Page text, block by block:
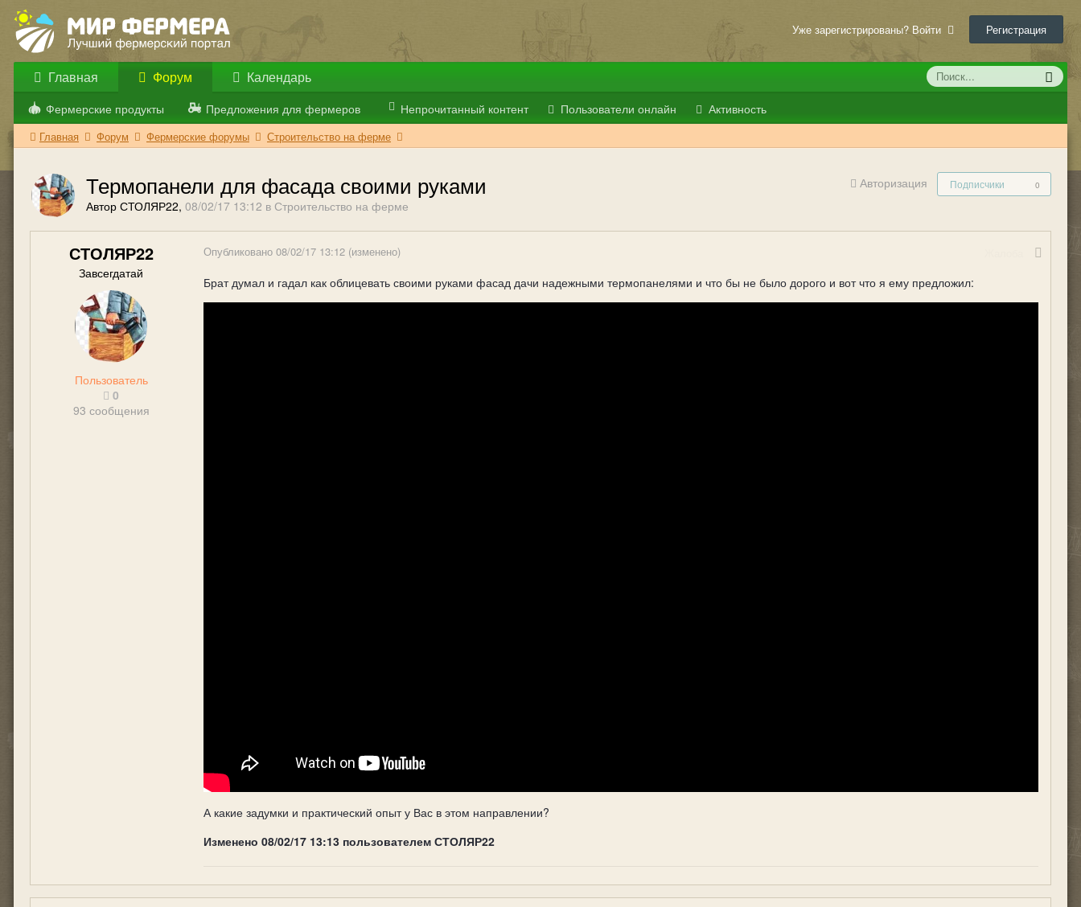
Уже зарегистрированы? Войти Регистрация
Главная Форум
Фермерские продукты Предложения для фермеров Непрочитанный контент Пользователи онлайн Активность
Календарь
Главная Форум Фермерские форумы Строительство на ферме
Авторизация Подписчики 0
Термопанели для фасада своими руками
Автор СТОЛЯР22, 08/02/17 13:12 в Строительство на ферме
СТОЛЯР22
Завсегдатай
Пользователь
0
93 сообщения
Опубликовано 08/02/17 13:12 (изменено)
Брат думал и гадал как облицевать своими руками фасад дачи надежными термопанелями и что бы не было дорого и вот что я ему предложил:
А какие задумки и практический опыт у Вас в этом направлении?
Изменено 08/02/17 13:13 пользователем СТОЛЯР22